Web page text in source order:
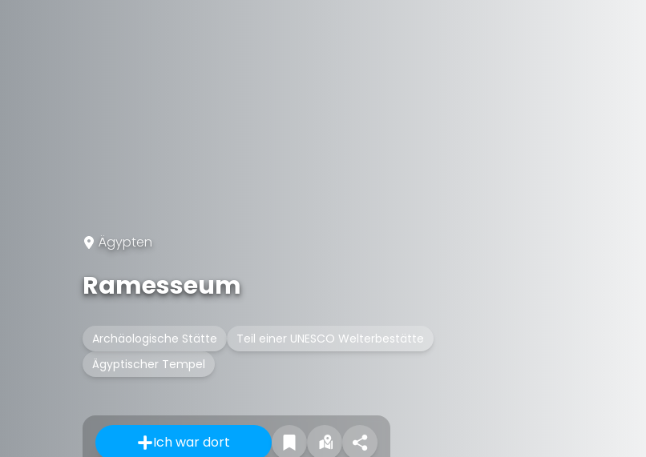
Ägypten
Ramesseum
Archäologische Stätte
Teil einer UNESCO Welterbestätte
Ägyptischer Tempel
Ich war dort